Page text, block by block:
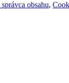
obsahu,